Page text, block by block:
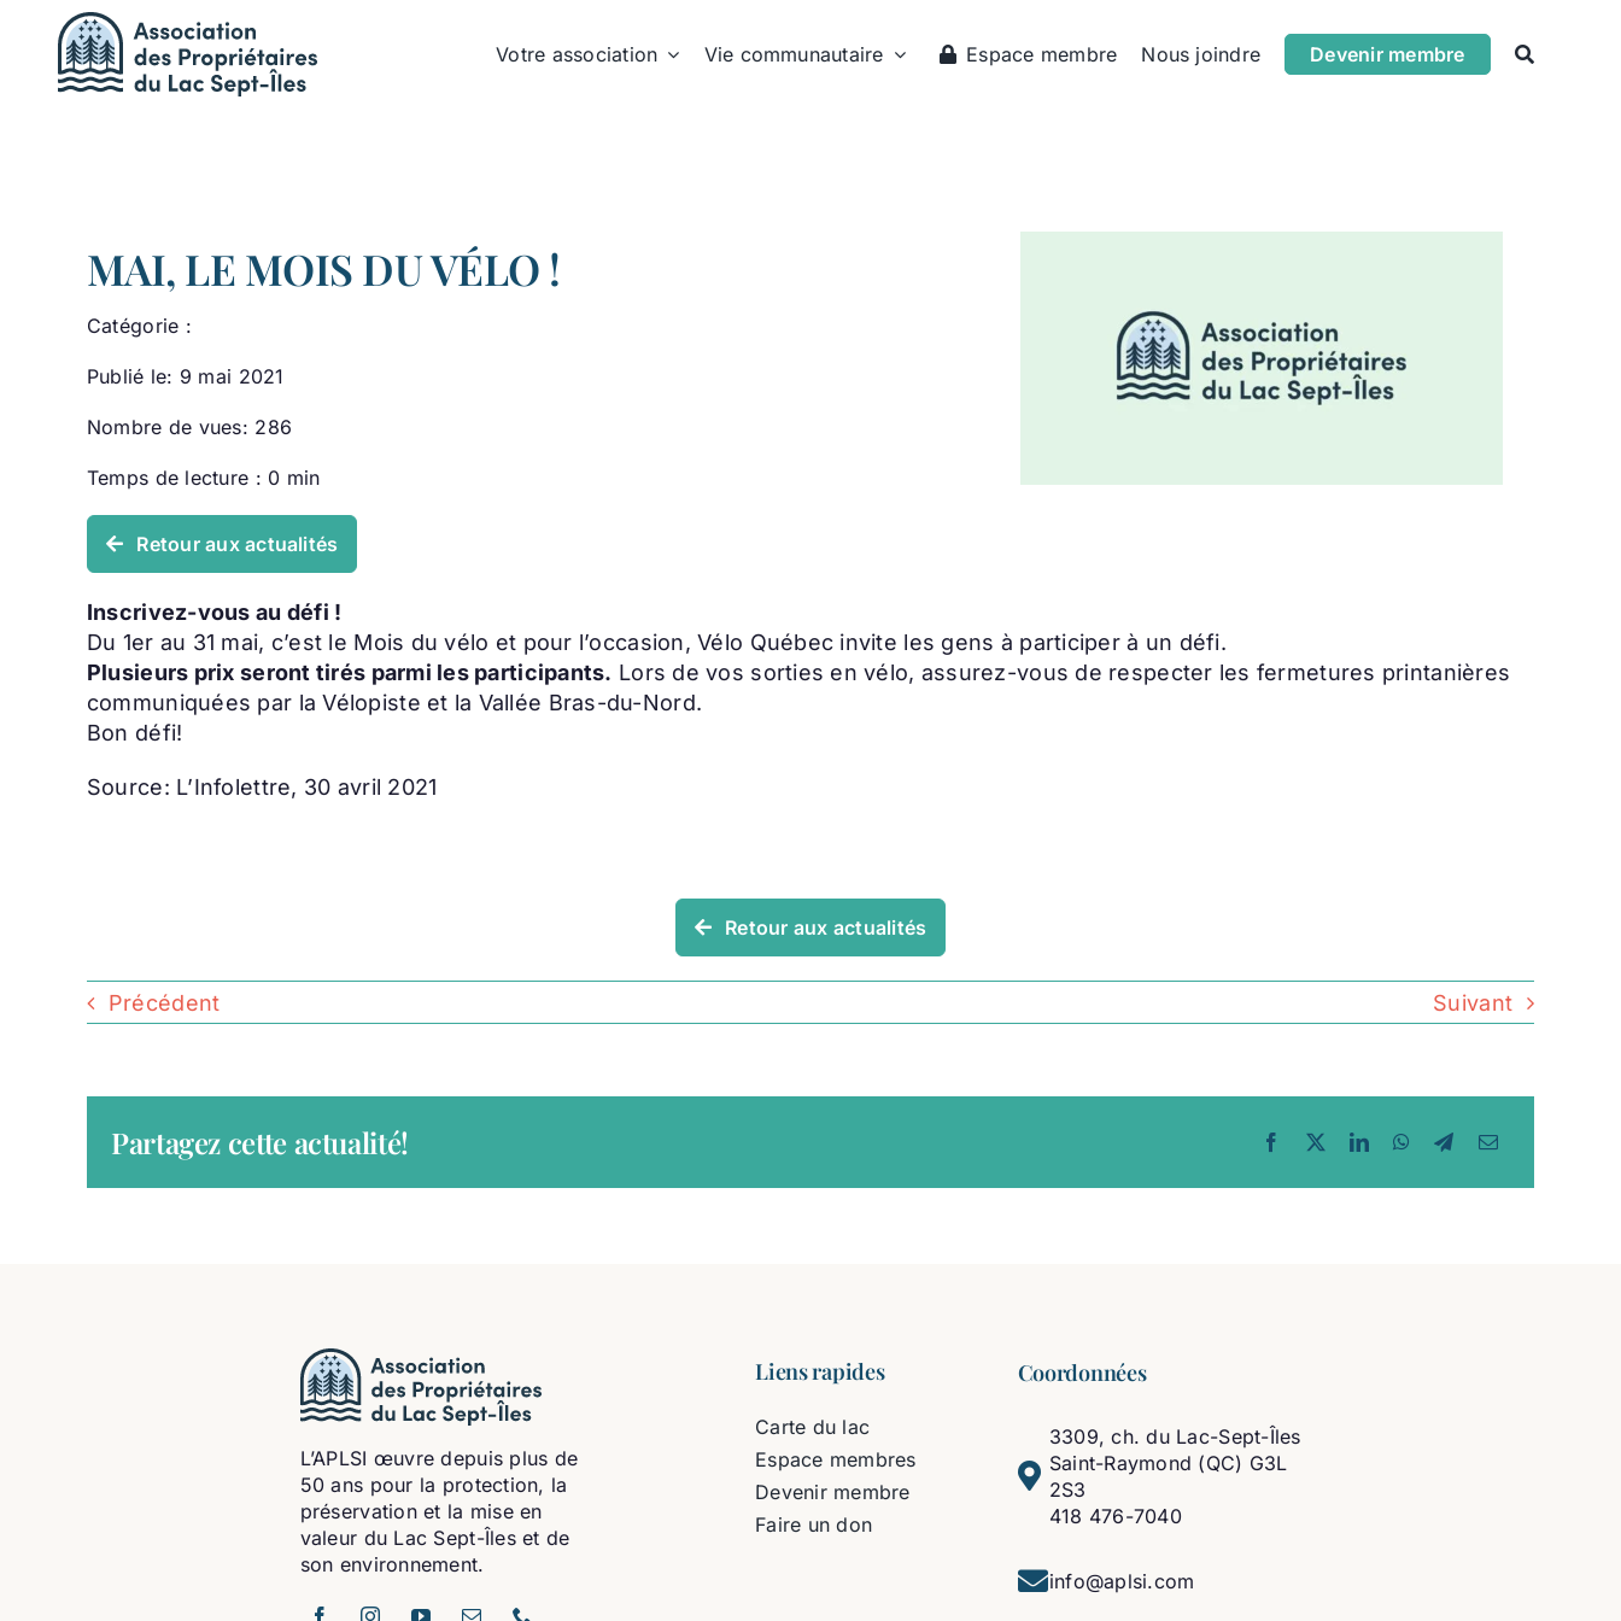
Passer
contenu
Votre association Vie communautaire Espace membre Nous joindre Devenir membre
MAI, LE MOIS DU VÉLO !
Catégorie :
Publié le: 9 mai 2021
Nombre de vues: 286
Temps de lecture : 0 min
Retour aux actualités
Inscrivez-vous au défi !
Du 1er au 31 mai, c’est le Mois du vélo et pour l’occasion, Vélo Québec invite les gens à participer à un défi.
Plusieurs prix seront tirés parmi les participants. Lors de vos sorties en vélo, assurez-vous de respecter les fermetures printanières
communiquées par la Vélopiste et la Vallée Bras-du-Nord.
Bon défi!
Source: L’Infolettre, 30 avril 2021
Retour aux actualités
Précédent Suivant
Partagez cette actualité!
L’APLSI œuvre depuis plus de
50 ans pour la protection, la
préservation et la mise en
valeur du Lac Sept-Îles et de
son environnement.
Liens rapides
Carte du lac
Espace membres
Devenir membre
Faire un don
Coordonnées
3309, ch. du Lac-Sept-Îles
Saint-Raymond (QC) G3L
2S3
418 476-7040
info@aplsi.com